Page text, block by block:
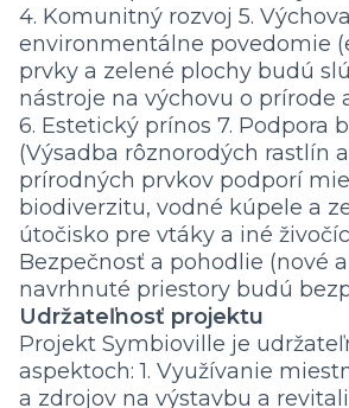
4. Komunitný rozvoj 5.
environmentálne povedomie
prvky a zelené plochy budú
nástroje na výchovu o prírode
6. Estetický prínos 7. Podpora
(Výsadba rôznorodých rastlín
prírodných prvkov podporí
biodiverzitu, vodné kúpele a
útočisko pre vtáky a iné
Bezpečnosť a pohodlie (nové
navrhnuté priestory budú
Udržateľnosť projektu
Projekt Symbioville je
aspektoch: 1. Využívanie
a zdrojov na výstavbu a